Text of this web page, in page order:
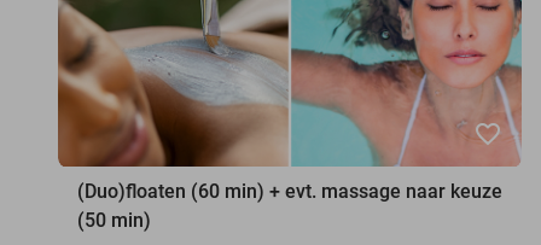
favorite_border
(Duo)floaten (60 min) + evt. massage naar keuze
(50 min)